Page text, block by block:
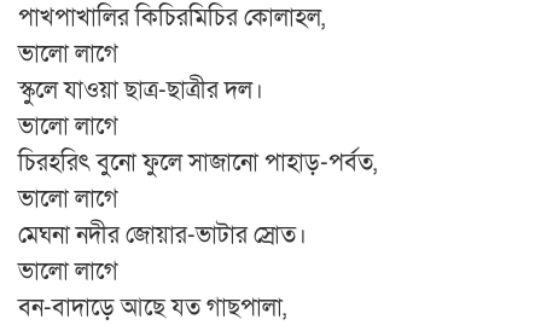
পাখপাখালির কিচিরমিচির কোলাহল,
ভালো লাগে
স্কুলে যাওয়া ছাত্র-ছাত্রীর দল।
ভালো লাগে
চিরহরিৎ বুনো ফুলে সাজানো পাহাড়-পর্বত,
ভালো লাগে
মেঘনা নদীর জোয়ার-ভাটার স্রোত।
ভালো লাগে
বন-বাদাড়ে আছে যত গাছপালা,